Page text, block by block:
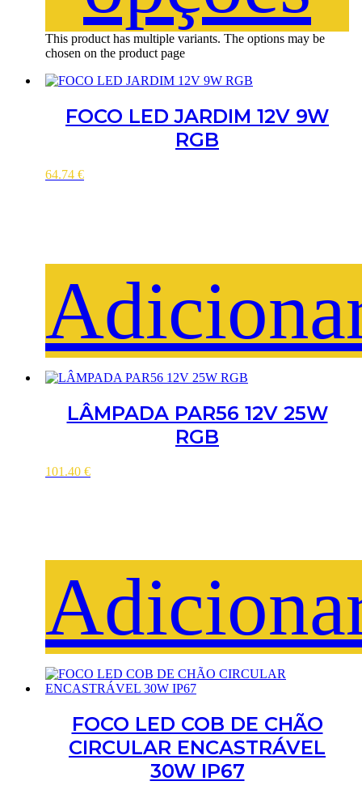
This product has multiple variants. The options may be
chosen on the product page
FOCO LED JARDIM 12V 9W
RGB
64.74 €
LÂMPADA PAR56 12V 25W
RGB
101.40 €
FOCO LED COB DE CHÃO
CIRCULAR ENCASTRÁVEL
30W IP67